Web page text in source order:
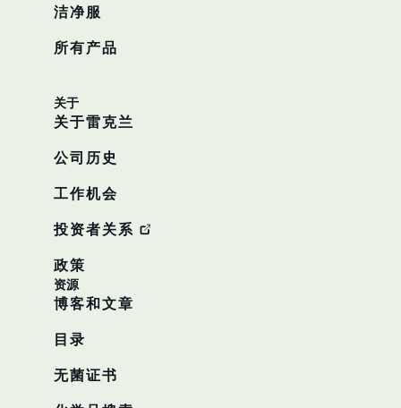
洁净服
所有产品
关于
关于雷克兰
公司历史
工作机会
投资者关系
政策
资源
博客和文章
目录
无菌证书